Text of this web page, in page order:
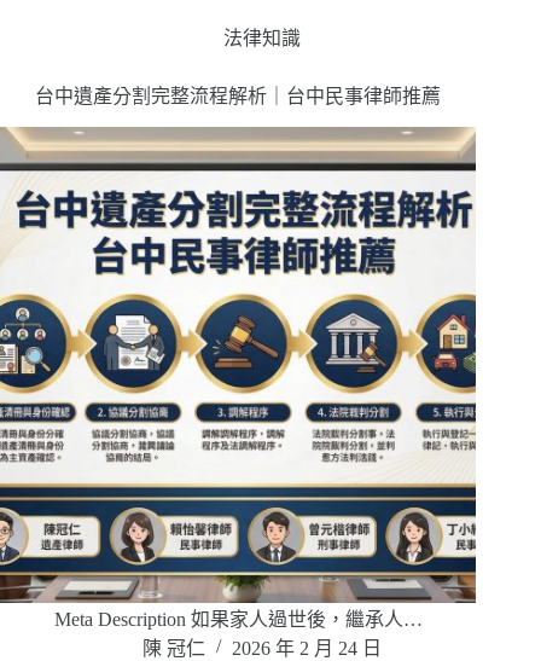
法律知識
台中遺產分割完整流程解析｜台中民事律師推薦
Meta Description 如果家人過世後，繼承人…
陳 冠仁
2026 年 2 月 24 日